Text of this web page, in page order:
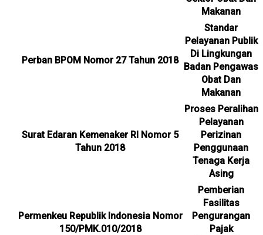
Makanan
Perban BPOM Nomor 27 Tahun 2018
Standar
Pelayanan Publik
Di Lingkungan
Badan Pengawas
Obat Dan
Makanan
Surat Edaran Kemenaker RI Nomor 5
Tahun 2018
Proses Peralihan
Pelayanan
Perizinan
Penggunaan
Tenaga Kerja
Asing
Permenkeu Republik Indonesia Nomor
150/PMK.010/2018
Pemberian
Fasilitas
Pengurangan
Pajak